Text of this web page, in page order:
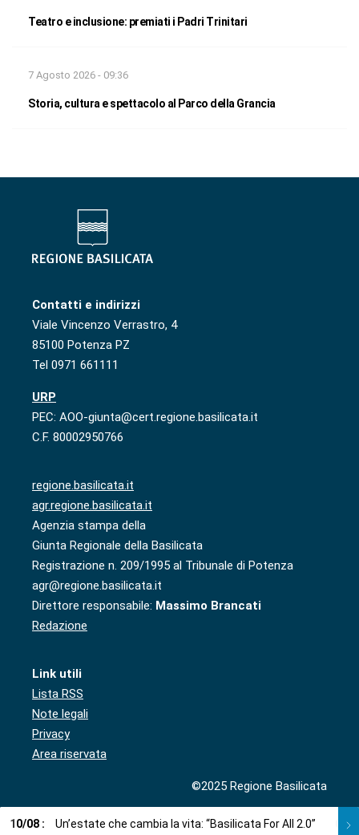
Teatro e inclusione: premiati i Padri Trinitari
7 Agosto 2026 - 09:36
Storia, cultura e spettacolo al Parco della Grancia
Contatti e indirizzi
Viale Vincenzo Verrastro, 4
85100 Potenza PZ
Tel 0971 661111
URP
PEC: AOO-giunta@cert.regione.basilicata.it
C.F. 80002950766
regione.basilicata.it
agr.regione.basilicata.it
Agenzia stampa della
Giunta Regionale della Basilicata
Registrazione n. 209/1995 al Tribunale di Potenza
agr@regione.basilicata.it
Direttore responsabile: Massimo Brancati
Redazione
Link utili
Lista RSS
Note legali
Privacy
Area riservata
©2025 Regione Basilicata
10/08 : Un’estate che cambia la vita: “Basilicata For All 2.0” 09/